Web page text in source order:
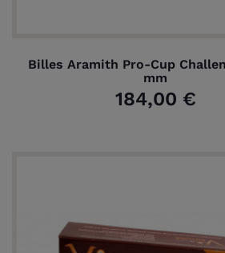
Billes Aramith Pro-Cup
mm
184,00 €